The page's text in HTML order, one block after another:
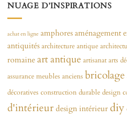
NUAGE D’INSPIRATIONS
achat en ligne amphoresaménagement
antiquités architecture antique
romaineart antique artisanat arts
assurance meubles anciens bricolage
décoratives construction durable design
d'intérieurdesign intérieur diy